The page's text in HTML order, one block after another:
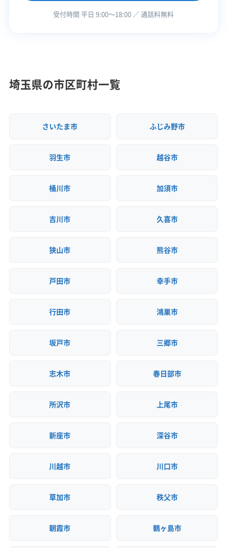
受付時間 平日 9:00〜18:00 ／ 通話料無料
埼玉県の市区町村一覧
さいたま市 ふじみ野市
羽生市 越谷市
桶川市 加須市
吉川市 久喜市
狭山市 熊谷市
戸田市 幸手市
行田市 鴻巣市
坂戸市 三郷市
志木市 春日部市
所沢市 上尾市
新座市 深谷市
川越市 川口市
草加市 秩父市
朝霞市 鶴ヶ島市